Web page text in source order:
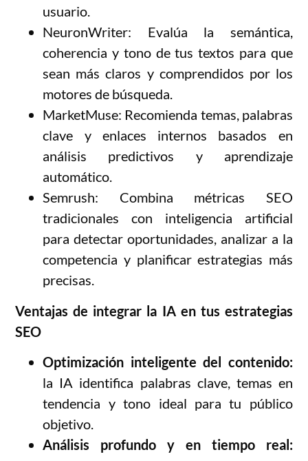
usuario.
NeuronWriter: Evalúa la semántica,
coherencia y tono de tus textos para que
sean más claros y comprendidos por los
motores de búsqueda.
MarketMuse: Recomienda temas, palabras
clave y enlaces internos basados en
análisis predictivos y aprendizaje
automático.
Semrush: Combina métricas SEO
tradicionales con inteligencia artificial
para detectar oportunidades, analizar a la
competencia y planificar estrategias más
precisas.
Ventajas de integrar la IA en tus estrategias
SEO
Optimización inteligente del contenido:
la IA identifica palabras clave, temas en
tendencia y tono ideal para tu público
objetivo.
Análisis profundo y en tiempo real: